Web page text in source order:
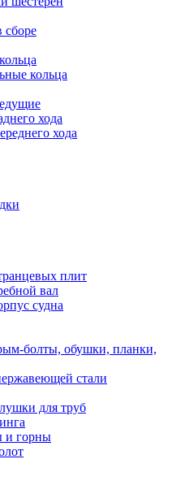
сборе
кольца
хода
хода
плит
вал
судна
болты, обушки, планки,
стали
для труб
и горны